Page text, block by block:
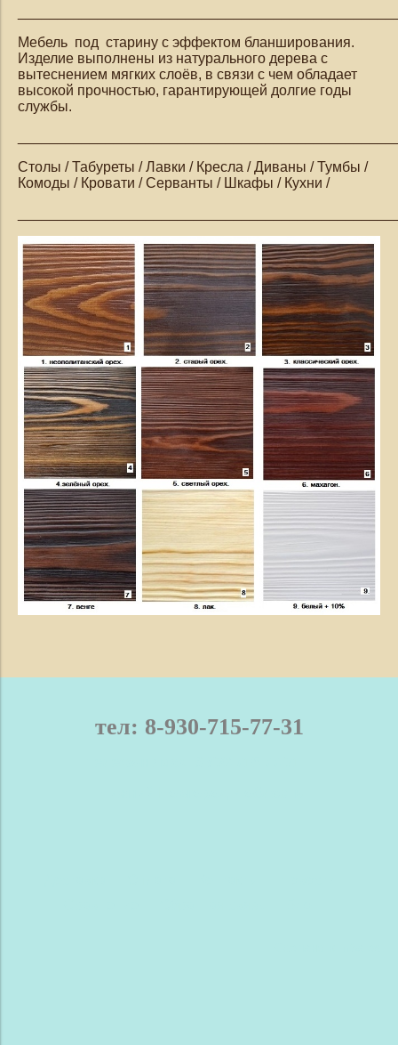
Мебель под старину с эффектом бланширования.
Изделие выполнены из натурального дерева с
вытеснением мягких слоёв, в связи с чем обладает
высокой прочностью, гарантирующей долгие годы
службы.
Столы / Табуреты / Лавки / Кресла / Диваны / Тумбы /
Комоды / Кровати / Серванты / Шкафы / Кухни /
тел: 8-930-715-77-31